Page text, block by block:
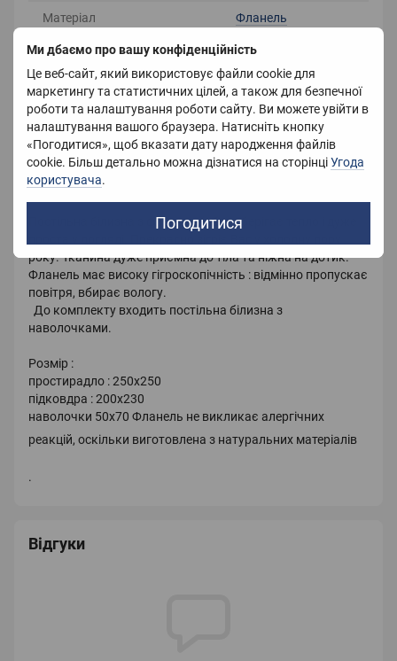
Ми дбаємо про вашу конфіденційність
Це веб-сайт, який використовує файли cookie для
маркетингу та статистичних цілей, а також для безпечної
роботи та налаштування роботи сайту. Ви можете увійти в
налаштування вашого браузера. Натисніть кнопку
«Погодитися», щоб вказати дату народження файлів
cookie. Більш детально можна дізнатися на сторінціУгода
користувача.
Погодитися
Матеріал Фланель
Колір Сірий
Країна-виробник
Вага 2100 г
Опис
Постільна білизна з фланелі добре зберігає тепло і дуже
року. Тканина дуже приємна до тіла та ніжна на дотик.
Фланель має високу гігроскопічність : відмінно пропускає
повітря, вбирає вологу.
До комплекту входить постільна білизна з
наволочками.
Розмір :
простирадло : 250х250
підковдра : 200х230
наволочки 50х70 Фланель не викликає алергічних
реакцій, оскільки виготовлена з натуральних матеріалів
.
Відгуки